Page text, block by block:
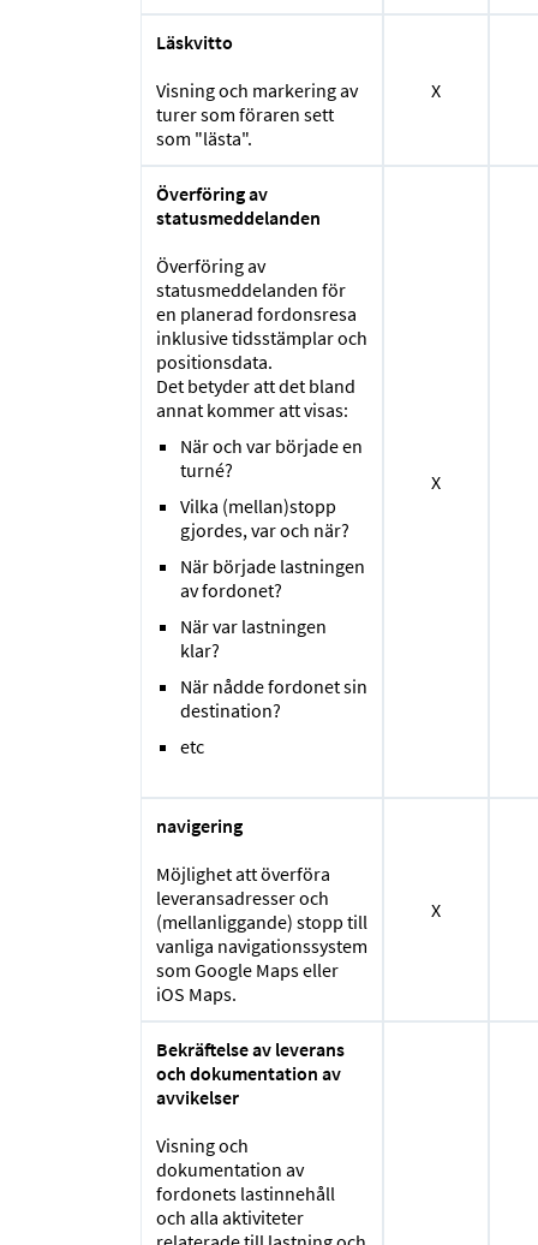
Läskvitto
Visning och markering av
turer som föraren sett
som "lästa".
X
Överföring av
statusmeddelanden
Överföring av
statusmeddelanden för
en planerad fordonsresa
inklusive tidsstämplar och
positionsdata.
Det betyder att det bland
annat kommer att visas:
När och var började en
turné?
Vilka (mellan)stopp
gjordes, var och när?
När började lastningen
av fordonet?
När var lastningen
klar?
När nådde fordonet sin
destination?
etc
X
navigering
Möjlighet att överföra
leveransadresser och
(mellanliggande) stopp till
vanliga navigationssystem
som Google Maps eller
iOS Maps.
X
Bekräftelse av leverans
och dokumentation av
avvikelser
Visning och
dokumentation av
fordonets lastinnehåll
och alla aktiviteter